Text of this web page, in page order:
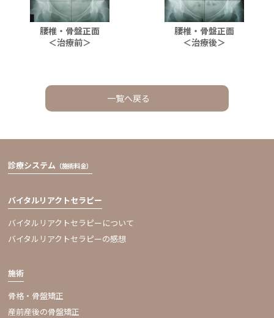
腰椎・骨盤正面
＜治療前＞
腰椎・骨盤正面
＜治療後＞
一覧へ戻る
診療システム （施術料金）
バイタルリアクトセラピー
バイタルリアクトセラピーについて
バイタルリアクトセラピーの感想
施術
骨格・骨盤矯正
産前産後の骨盤矯正